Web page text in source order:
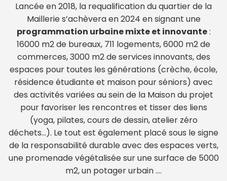
Lancée en 2018, la requalification du quartier de la
Maillerie s’achèvera en 2024 en signant une
programmation urbaine mixte et innovante:
16000 m2 de bureaux, 711 logements, 6000 m2 de
commerces, 3000 m2 de services innovants, des
espaces pour toutes les générations (crèche, école,
résidence étudiante et maison pour séniors) avec
des activités variées au sein de la Maison du projet
pour favoriser les rencontres et tisser des liens
(yoga, pilates, cours de dessin, atelier zéro
déchets…). Le tout est également placé sous le signe
de la responsabilité durable avec des espaces verts,
une promenade végétalisée sur une surface de 5000
m2, un potager urbain ….